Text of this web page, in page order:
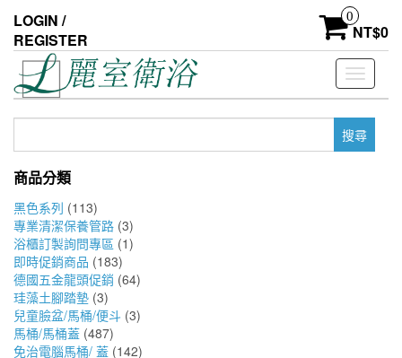
the
content
LOGIN /
REGISTER
0
NT$0
Toggle
鍵
商品分類
黑色系列 (113)
專業清潔保養管路 (3)
浴櫃訂製詢問專區 (1)
即時促銷商品 (183)
德國五金龍頭促銷 (64)
珪藻土腳踏墊 (3)
兒童臉盆/馬桶/便斗 (3)
馬桶/馬桶蓋 (487)
免治電腦馬桶/ 蓋 (142)